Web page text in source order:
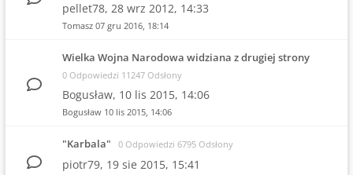
pellet78, 28 wrz 2012, 14:33
Tomasz 07 gru 2016, 18:14
Wielka Wojna Narodowa widziana z drugiej strony
0 Odpowiedzi 11247 Odsłony
Bogusław, 10 lis 2015, 14:06
Bogusław 10 lis 2015, 14:06
"Karbala" 0 Odpowiedzi 6795 Odsłony
piotr79, 19 sie 2015, 15:41